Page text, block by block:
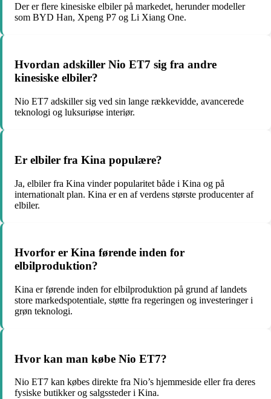
Der er flere kinesiske elbiler på markedet, herunder modeller
som BYD Han, Xpeng P7 og Li Xiang One.
Hvordan adskiller Nio ET7 sig fra andre
kinesiske elbiler?
Nio ET7 adskiller sig ved sin lange rækkevidde, avancerede
teknologi og luksuriøse interiør.
Er elbiler fra Kina populære?
Ja, elbiler fra Kina vinder popularitet både i Kina og på
internationalt plan. Kina er en af verdens største producenter af
elbiler.
Hvorfor er Kina førende inden for
elbilproduktion?
Kina er førende inden for elbilproduktion på grund af landets
store markedspotentiale, støtte fra regeringen og investeringer i
grøn teknologi.
Hvor kan man købe Nio ET7?
Nio ET7 kan købes direkte fra Nio’s hjemmeside eller fra deres
fysiske butikker og salgssteder i Kina.